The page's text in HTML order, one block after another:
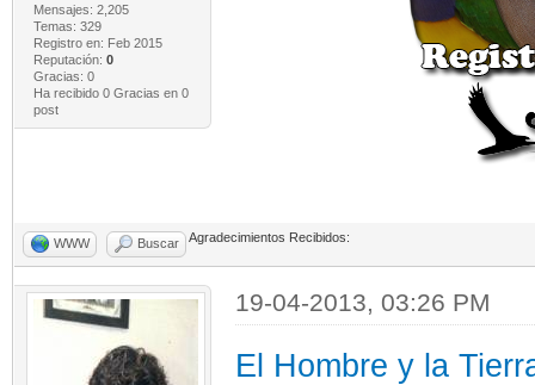
Mensajes: 2,205
Temas: 329
Registro en: Feb 2015
Reputación: 0
Gracias: 0
Ha recibido 0 Gracias en 0
post
WWW Buscar Agradecimientos Recibidos:
19-04-2013, 03:26 PM
El Hombre y la